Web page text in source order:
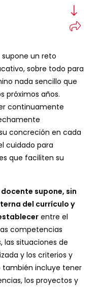
supone un reto
sobre todo para
nada sencillo que
próximos años.
continuamente
concreción en cada
cuidado para
que faciliten su
supone, sin
del currículo y
entre el
competencias
las situaciones de
y los criterios y
también incluye tener
los proyectos y